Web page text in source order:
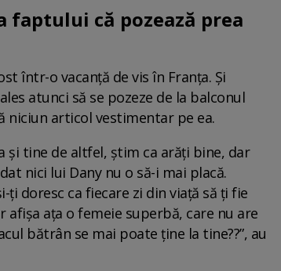
faptului că pozează prea
într-o vacanță de vis în Franța. Și
atunci să se pozeze de la balconul
niciun articol vestimentar pe ea.
și tine de altfel, știm ca arăți bine, dar
nici lui Dany nu o să-i mai placă.
doresc ca fiecare zi din viață să ți fie
ața o femeie superbă, care nu are
bătrân se mai poate ține la tine??”, au